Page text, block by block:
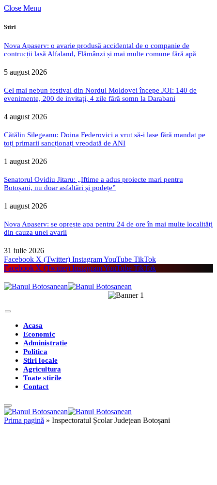
Close Menu
Stiri
Nova Apaserv: o avarie produsă accidental de o companie de
contrucții lasă Alfaland, Flămânzi și mai multe comune fără apă
5 august 2026
Cel mai nebun festival din Nordul Moldovei începe JOI: 140 de
evenimente, 200 de invitați, 4 zile fără somn la Darabani
4 august 2026
Cătălin Silegeanu: Doina Federovici a vrut să-i lase fără mandat pe
toți primarii sancționați vreodată de ANI
1 august 2026
Senatorul Ovidiu Jitaru: „Iftime a adus proiecte mari pentru
Botoșani, nu doar asfaltări și podețe”
1 august 2026
Nova Apaserv: se oprește apa pentru 24 de ore în mai multe localități
din cauza unei avarii
31 iulie 2026
Facebook X (Twitter) InstagramYouTube TikTok
Facebook X (Twitter) InstagramYouTube TikTok
Acasa
Economic
Administratie
Politica
Stiri locale
Agricultura
Toate stirile
Contact
Prima pagină » Inspectoratul Școlar Județean Botoșani